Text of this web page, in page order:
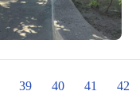
39 40 41 42